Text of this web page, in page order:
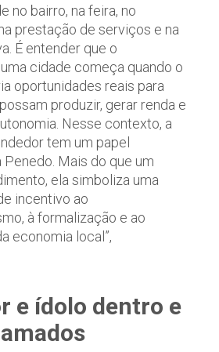
no bairro, na feira, no
prestação de serviços e na
É entender que o
cidade começa quando o
oportunidades reais para
produzir, gerar renda e
Nesse contexto, a
tem um papel
Mais do que um
ela simboliza uma
incentivo ao
à formalização e ao
economia local”,
e ídolo dentro e